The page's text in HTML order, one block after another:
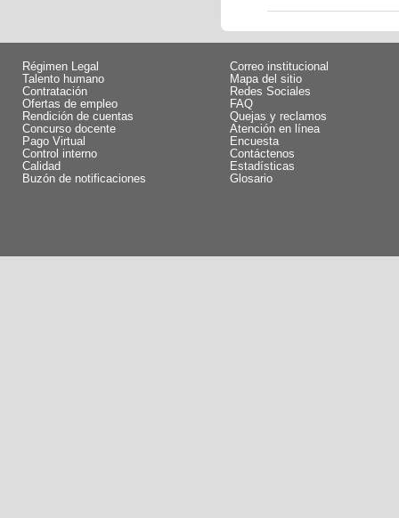
Régimen Legal
Talento humano
Contratación
Ofertas de empleo
Rendición de cuentas
Concurso docente
Pago Virtual
Control interno
Calidad
Buzón de notificaciones
Correo institucional
Mapa del sitio
Redes Sociales
FAQ
Quejas y reclamos
Atención en línea
Encuesta
Contáctenos
Estadísticas
Glosario